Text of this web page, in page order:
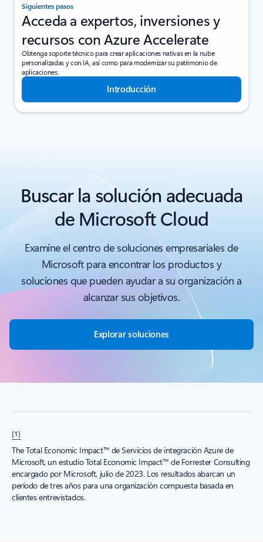
Siguientes pasos
Acceda a expertos, inversiones y
recursos con Azure Accelerate
Obtenga soporte técnico para crear aplicaciones nativas en la nube
personalizadas y con IA, así como para modernizar su patrimonio de
aplicaciones.
Introducción
Buscar la solución adecuada
de Microsoft Cloud
Examine el centro de soluciones empresariales de
Microsoft para encontrar los productos y
soluciones que pueden ayudar a su organización a
alcanzar sus objetivos.
Explorar soluciones
[1]
The Total Economic Impact™ de Servicios de integración Azure de
Microsoft, un estudio Total Economic Impact™ de Forrester Consulting
encargado por Microsoft, julio de 2023. Los resultados abarcan un
período de tres años para una organización compuesta basada en
clientes entrevistados.